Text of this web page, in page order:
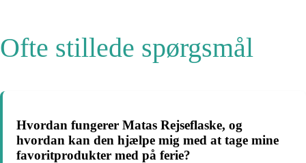
Ofte stillede spørgsmål
Hvordan fungerer Matas Rejseflaske, og
hvordan kan den hjælpe mig med at tage mine
favoritprodukter med på ferie?